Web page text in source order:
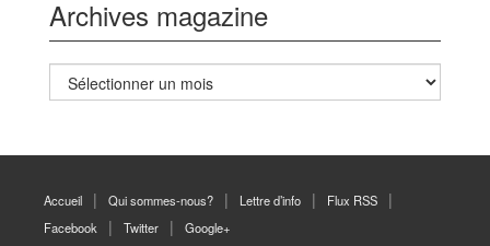
Archives magazine
Archives
magazine
Accueil Qui sommes-nous? Lettre d’info
Flux RSS
Facebook
Twitter Google+